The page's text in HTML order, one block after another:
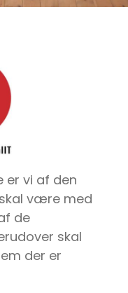
er vi af den
være med
de
skal
der er